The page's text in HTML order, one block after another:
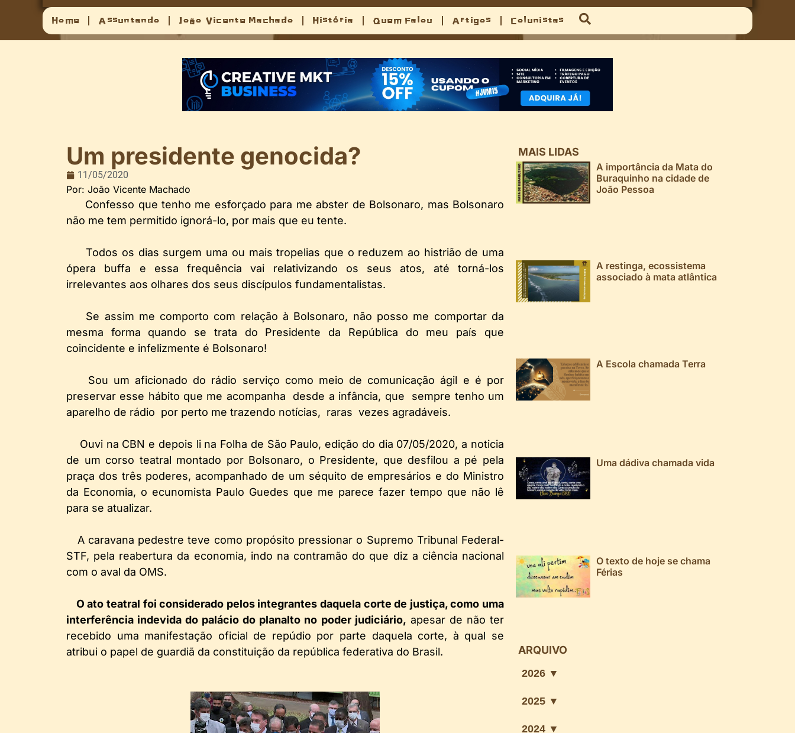
Home Assuntando João Vicente Machado História Quem Falou Artigos Colunistas
Um presidente genocida?
11/05/2020
Por: João Vicente Machado
Confesso que tenho me esforçado para me abster de Bolsonaro, mas Bolsonaro
não me tem permitido ignorá-lo, por mais que eu tente.
Todos os dias surgem uma ou mais tropelias que o reduzem ao histrião de uma
ópera buffa e essa frequência vai relativizando os seus atos, até torná-los
irrelevantes aos olhares dos seus discípulos fundamentalistas.
Se assim me comporto com relação à Bolsonaro, não posso me comportar da
mesma forma quando se trata do Presidente da República do meu país que
coincidente e infelizmente é Bolsonaro!
Sou um aficionado do rádio serviço como meio de comunicação ágil e é por
preservar esse hábito que me acompanha desde a infância, que sempre tenho um
aparelho de rádio por perto me trazendo notícias, raras vezes agradáveis.
Ouvi na CBN e depois li na Folha de São Paulo, edição do dia 07/05/2020, a noticia
de um corso teatral montado por Bolsonaro, o Presidente, que desfilou a pé pela
praça dos três poderes, acompanhado de um séquito de empresários e do Ministro
da Economia, o ecunomista Paulo Guedes que me parece fazer tempo que não lê
para se atualizar.
A caravana pedestre teve como propósito pressionar o Supremo Tribunal Federal-
STF, pela reabertura da economia, indo na contramão do que diz a ciência nacional
com o aval da OMS.
O ato teatral foi considerado pelos integrantes daquela corte de justiça, como uma
interferência indevida do palácio do planalto no poder judiciário, apesar de não ter
recebido uma manifestação oficial de repúdio por parte daquela corte, à qual se
atribui o papel de guardiã da constituição da república federativa do Brasil.
MAIS LIDAS
A importância da Mata do
Buraquinho na cidade de
João Pessoa
A restinga, ecossistema
associado à mata atlântica
A Escola chamada Terra
Uma dádiva chamada vida
O texto de hoje se chama
Férias
ARQUIVO
2026 ▼
2025 ▼
2024 ▼